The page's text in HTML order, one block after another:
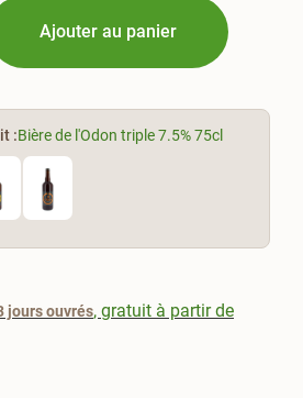
Ajouter au panier
:Bière de l'Odon triple 7.5% 75cl
jours ouvrés, gratuit à partir de